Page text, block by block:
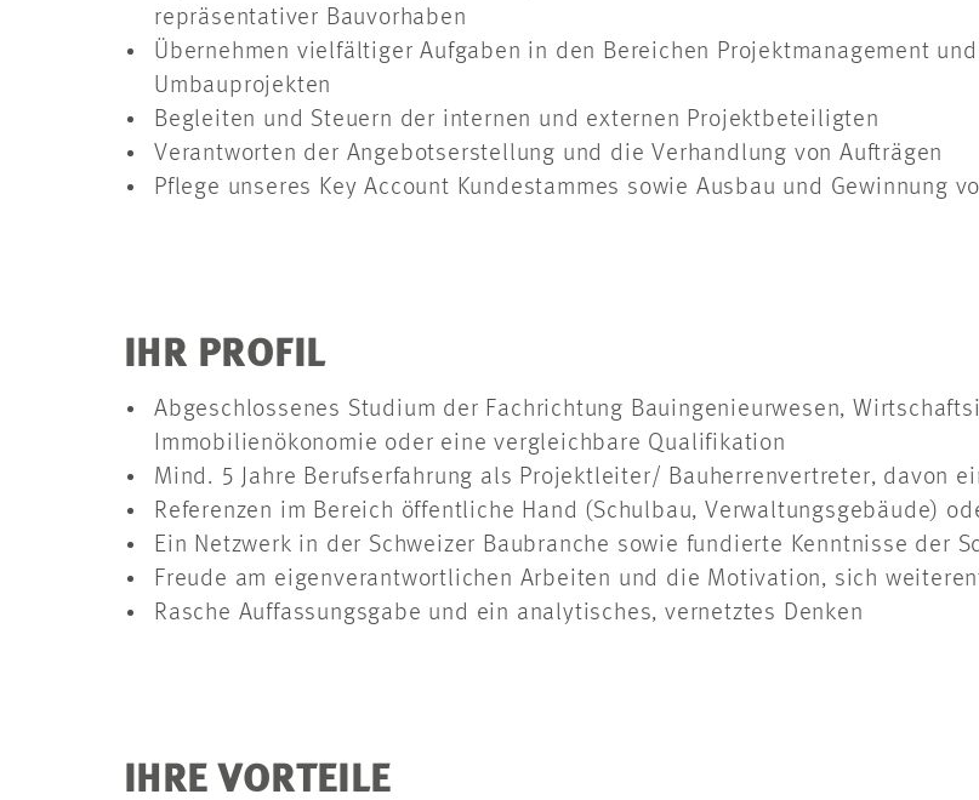
repräsentativer Bauvorhaben
Übernehmen vielfältiger Aufgaben in den Bereichen Projektmanagement
Umbauprojekten
Begleiten und Steuern der internen und externen Projektbeteiligten
Verantworten der Angebotserstellung und die Verhandlung von Aufträgen
Pflege unseres Key Account Kundestammes sowie Ausbau und Gewinnung
IHR PROFIL
Abgeschlossenes Studium der Fachrichtung Bauingenieurwesen,
Immobilienökonomie oder eine vergleichbare Qualifikation
Mind. 5 Jahre Berufserfahrung als Projektleiter/ Bauherrenvertreter, davon
Referenzen im Bereich öffentliche Hand (Schulbau, Verwaltungsgebäude)
Ein Netzwerk in der Schweizer Baubranche sowie fundierte Kenntnisse der
Freude am eigenverantwortlichen Arbeiten und die Motivation, sich
Rasche Auffassungsgabe und ein analytisches, vernetztes Denken
IHRE VORTEILE